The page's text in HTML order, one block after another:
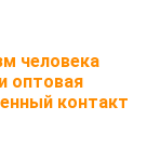
человека
оптовая
контакт